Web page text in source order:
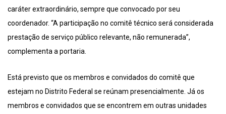
caráter extraordinário, sempre que convocado por seu
coordenador. “A participação no comitê técnico será considerada
prestação de serviço público relevante, não remunerada”,
complementa a portaria.
Está previsto que os membros e convidados do comitê que
estejam no Distrito Federal se reúnam presencialmente. Já os
membros e convidados que se encontrem em outras unidades